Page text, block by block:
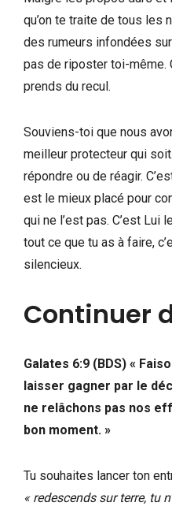
qu’on te traite de tous les
des rumeurs infondées
pas de riposter toi-même.
prends du recul.
Souviens-toi que nous
meilleur protecteur qui
répondre ou de réagir.
est le mieux placé pour
qui ne l’est pas. C’est Lui
tout ce que tu as à faire,
silencieux.
Continuer
Galates 6:9 (BDS) «
laisser gagner par le
ne relâchons pas nos
bon moment. »
Tu souhaites lancer ton
« redescends sur terre, tu